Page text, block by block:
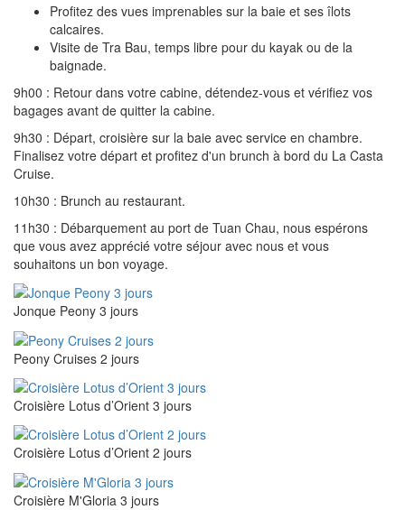
Profitez des vues imprenables sur la baie et ses îlots
calcaires.
Visite de Tra Bau, temps libre pour du kayak ou de la
baignade.
9h00 : Retour dans votre cabine, détendez-vous et vérifiez vos
bagages avant de quitter la cabine.
9h30 : Départ, croisière sur la baie avec service en chambre.
Finalisez votre départ et profitez d'un brunch à bord du La Casta
Cruise.
10h30 : Brunch au restaurant.
11h30 : Débarquement au port de Tuan Chau, nous espérons
que vous avez apprécié votre séjour avec nous et vous
souhaitons un bon voyage.
Jonque Peony 3 jours
Peony Cruises 2 jours
Croisière Lotus d’Orient 3 jours
Croisière Lotus d’Orient 2 jours
Croisière M'Gloria 3 jours